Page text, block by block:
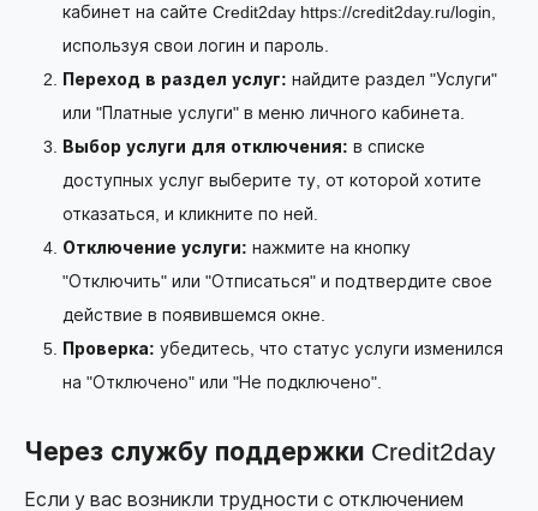
кабинет на сайте Credit2day https://credit2day.ru/login
используя свои логин и пароль.
Переход в раздел услуг: найдите раздел "Услуги"
или "Платные услуги" в меню личного кабинета.
Выбор услуги для отключения: в списке
доступных услуг выберите ту, от которой хотите
отказаться, и кликните по ней.
Отключение услуги: нажмите на кнопку
"Отключить" или "Отписаться" и подтвердите свое
действие в появившемся окне.
Проверка: убедитесь, что статус услуги изменился
на "Отключено" или "Не подключено".
Через службу поддержки Credit2day
Если у вас возникли трудности с отключением